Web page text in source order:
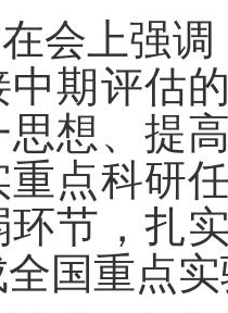
在会上强调
中期评估
思想、提高
重点科研
环节 ，扎
全国重点